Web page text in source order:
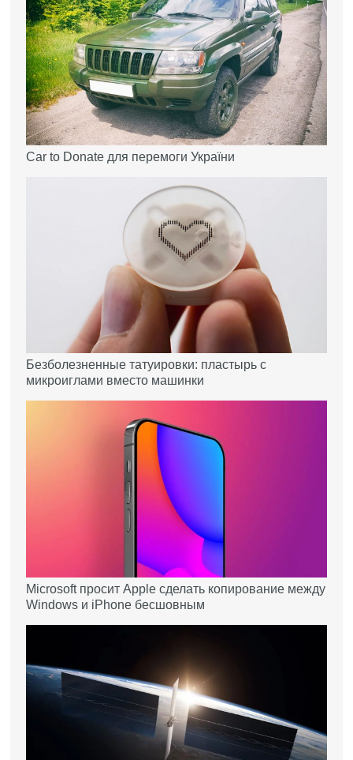
Car to Donate для перемоги України
Безболезненные татуировки: пластырь с
микроиглами вместо машинки
Microsoft просит Apple сделать копирование между
Windows и iPhone бесшовным